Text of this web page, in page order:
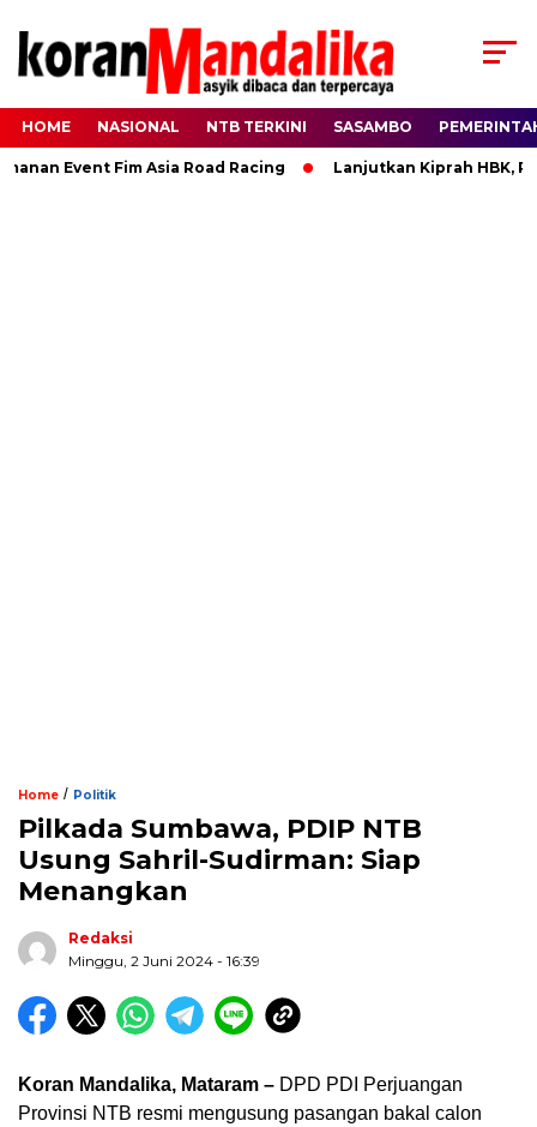
HOME NASIONAL NTB TERKINI SASAMBO
Event Fim Asia Road Racing Lanjutkan Kiprah HBK,
Home / Politik
Pilkada Sumbawa, PDIP NTB
Usung Sahril-Sudirman: Siap
Menangkan
Redaksi
Minggu, 2 Juni 2024 - 16:39
Koran Mandalika, Mataram – DPD PDI Perjuangan
Provinsi NTB resmi mengusung pasangan bakal calon